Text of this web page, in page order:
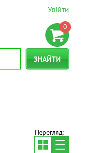
Увійти
0
ЗНАЙТИ
Перегляд: